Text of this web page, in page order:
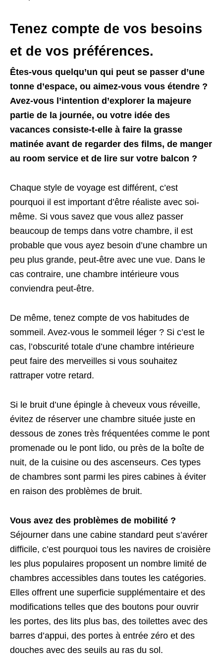
Tenez compte de vos besoins
et de vos préférences.
Êtes-vous quelqu’un qui peut se passer d’une
tonne d’espace, ou aimez-vous vous étendre ?
Avez-vous l’intention d’explorer la majeure
partie de la journée, ou votre idée des
vacances consiste-t-elle à faire la grasse
matinée avant de regarder des films, de manger
au room service et de lire sur votre balcon ?
Chaque style de voyage est différent, c’est
pourquoi il est important d’être réaliste avec soi-
même. Si vous savez que vous allez passer
beaucoup de temps dans votre chambre, il est
probable que vous ayez besoin d’une chambre un
peu plus grande, peut-être avec une vue. Dans le
cas contraire, une chambre intérieure vous
conviendra peut-être.
De même, tenez compte de vos habitudes de
sommeil. Avez-vous le sommeil léger ? Si c’est le
cas, l’obscurité totale d’une chambre intérieure
peut faire des merveilles si vous souhaitez
rattraper votre retard.
Si le bruit d’une épingle à cheveux vous réveille,
évitez de réserver une chambre située juste en
dessous de zones très fréquentées comme le pont
promenade ou le pont lido, ou près de la boîte de
nuit, de la cuisine ou des ascenseurs. Ces types
de chambres sont parmi les pires cabines à éviter
en raison des problèmes de bruit.
Vous avez des problèmes de mobilité ?
Séjourner dans une cabine standard peut s’avérer
difficile, c’est pourquoi tous les navires de croisière
les plus populaires proposent un nombre limité de
chambres accessibles dans toutes les catégories.
Elles offrent une superficie supplémentaire et des
modifications telles que des boutons pour ouvrir
les portes, des lits plus bas, des toilettes avec des
barres d’appui, des portes à entrée zéro et des
douches avec des seuils au ras du sol.